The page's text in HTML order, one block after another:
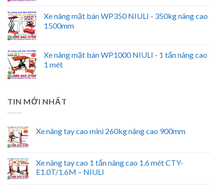
Xe nâng mặt bàn WP350 NIULI - 350kg nâng cao
1500mm
Xe nâng mặt bàn WP1000 NIULI - 1 tấn nâng cao
1 mét
TIN MỚI NHẤT
Xe nâng tay cao mini 260kg nâng cao 900mm
Xe nâng tay cao 1 tấn nâng cao 1.6 mét CTY-
E1.0T/1.6M – NIULI